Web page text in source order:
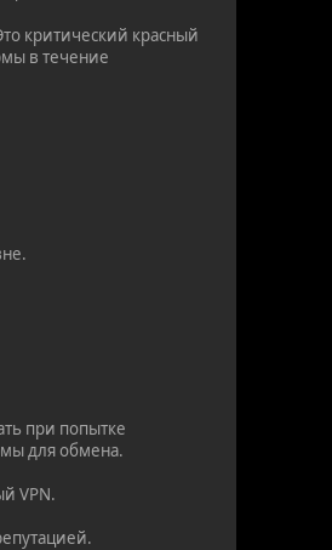
критический красный
в течение
при попытке
для обмена.
VPN.